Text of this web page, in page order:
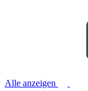
Alle anzeigen